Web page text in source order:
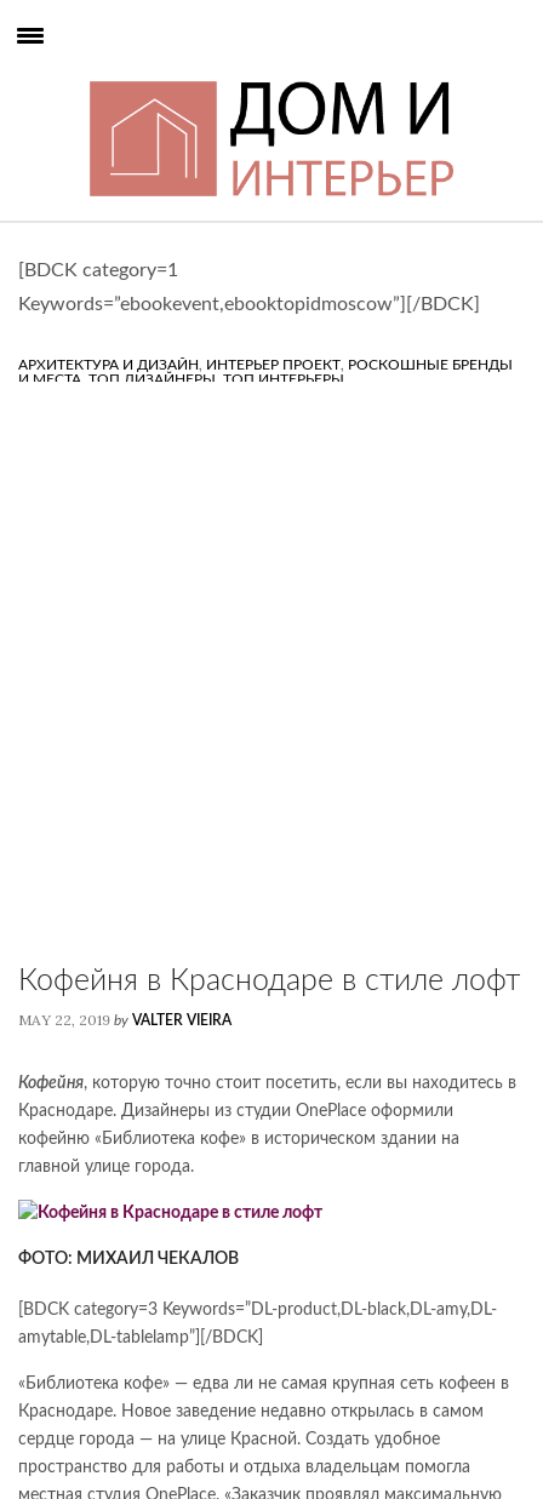
[BDCK category=1
Keywords=”ebookevent,ebooktopidmoscow”][/BDCK]
АРХИТЕКТУРА И ДИЗАЙН, ИНТЕРЬЕР ПРОЕКТ, РОСКОШНЫЕ БРЕНДЫ
И МЕСТА ТОП ДИЗАЙНЕРЫ ТОП ИНТЕРЬЕРЫ
Кофейня в Краснодаре в стиле лофт
MAY 22, 2019 by VALTER VIEIRA
Кофейня, которую точно стоит посетить, если вы находитесь в
Краснодаре. Дизайнеры из студии OnePlace оформили
кофейню «Библиотека кофе» в историческом здании на
главной улице города.
ФОТО: МИХАИЛ ЧЕКАЛОВ
[BDCK category=3 Keywords=”DL-product,DL-black,DL-amy,DL-
amytable,DL-tablelamp”][/BDCK]
«Библиотека кофе» — едва ли не самая крупная сеть кофеен в
Краснодаре. Новое заведение недавно открылась в самом
сердце города — на улице Красной. Создать удобное
пространство для работы и отдыха владельцам помогла
местная студия OnePlace. «Заказчик проявлял максимальную